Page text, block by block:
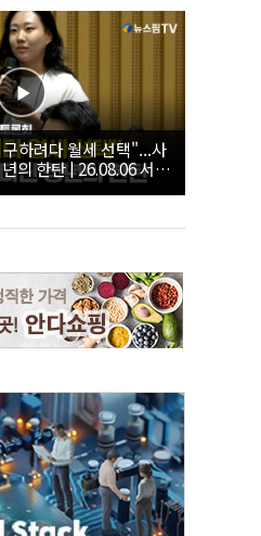
하려다 월세 선택"...사
의 한탄 | 26.08.06 서울